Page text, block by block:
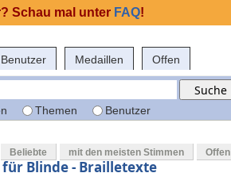
Benutzer Medaillen Offen
Themen Benutzer
Beliebte mit den meisten Stimmen Offen
Blinde - Brailletexte
Schau mal unter FAQ!